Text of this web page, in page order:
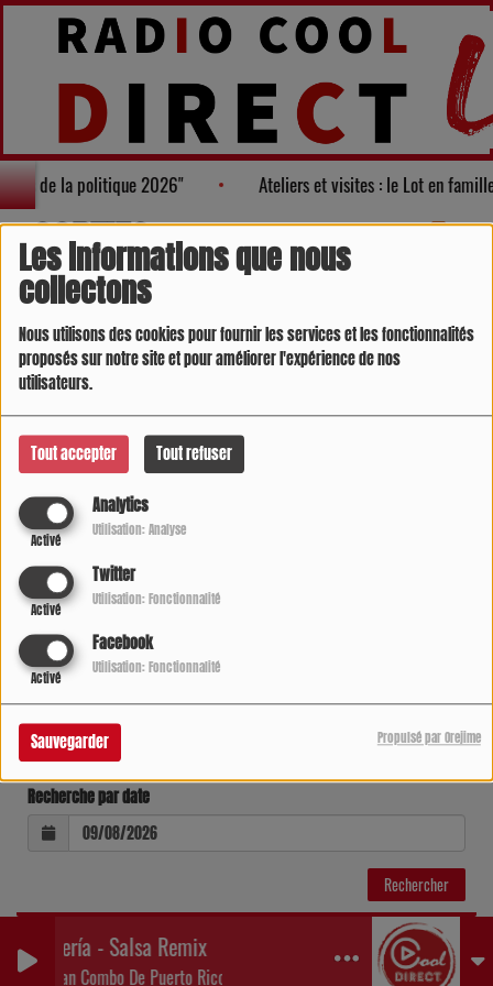
Les informations que nous
collectons
Nous utilisons des cookies pour fournir les services et les fonctionnalités
proposés sur notre site et pour améliorer l'expérience de nos
utilisateurs.
Tout accepter Tout refuser
Analytics
Activé
Utilisation: Analyse
Twitter
Activé
Utilisation: Fonctionnalité
Facebook
Activé
Utilisation: Fonctionnalité
Sauvegarder Propulsé par Orejime
Brujería - Salsa Remix
El Gran Combo De Puerto Rico
de la politique 2026" Ateliers et visites : le Lot en
SORTIES RSS
Recherche par date